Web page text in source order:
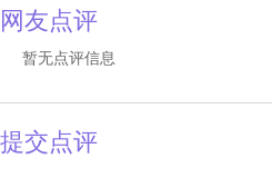
网友点评
暂无点评信息
提交点评